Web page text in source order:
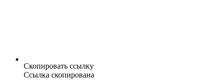
Скопировать ссылку
Ссылка скопирована